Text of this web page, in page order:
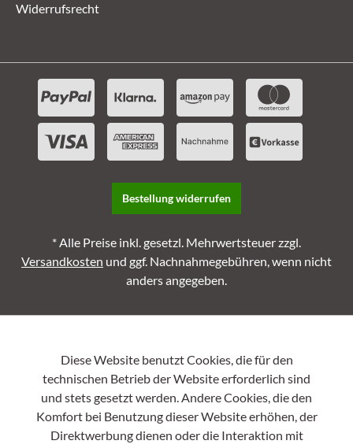
Widerrufsrecht
Bestellung widerrufen
* Alle Preise inkl. gesetzl. Mehrwertsteuer zzgl.
Versandkosten und ggf. Nachnahmegebühren, wenn nicht
anders angegeben.
Diese Website benutzt Cookies, die für den
technischen Betrieb der Website erforderlich sind
und stets gesetzt werden. Andere Cookies, die den
Komfort bei Benutzung dieser Website erhöhen, der
Direktwerbung dienen oder die Interaktion mit